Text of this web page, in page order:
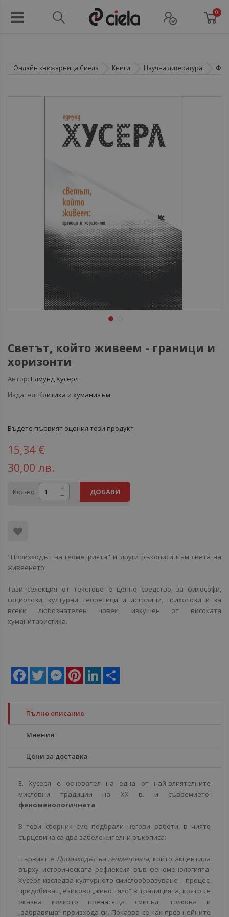
0
Онлайн книжарница Сиела Книги Научна литература
Светът, който живеем - граници и
хоризонти
Автор: Едмунд Хусерл
Издател: Критика и хуманизъм
Бъдете първият оценил този продукт
15,34 €
30,00 лв.
Кол-во ДОБАВИ
"Произходът на геометрията" и други ръкописи към света на
живеенето
Тази селекция от текстове е ценно средство за философи,
социолози, културни теоретици и историци, психолози и за
всеки любознателен човек, изкушен от високата
хуманитаристика.
Facebook
Twitter MessengerPinterestLinkedIn
Пълно описание
Мнения
Цени за доставка
Е. Хусерл е основател на една от най-влиятелните
мисловни традиции на ХХ в. и съвремието:
феноменологичната.
В този сборник сме подбрали негови работи, в чиято
сърцевина са два забележителни ръкописа:
Първият е Произходът на геометрията, който акцентира
върху историческата рефлексия във феноменологията.
Хусерл изследва културното смислообразуване – процес,
придобиващ езиково „живо тяло“ в традицията, която се
оказва колкото пренасяща смисъл, толкова и
„забравяща“ произхода си. Показва се как през нейните